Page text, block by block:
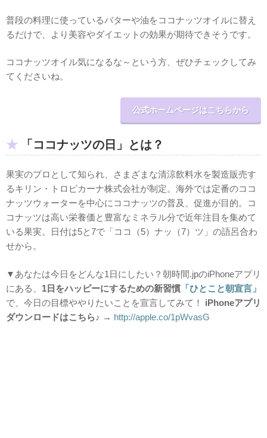
普段の料理に使っているバターや油をココナッツオイルに替え
るだけで、より美容やダイエットの効果が期待できそうです。
ココナッツオイル気になるな～という方、ぜひチェックしてみ
てくださいね。
公式ホームページはこちらから
「ココナッツの日」とは？
果実のプロとして知られ、さまざまな清涼飲料水を製造販売す
るキリン・トロピカーナ株式会社が制定。海外では定番のココ
ナッツウォーターを中心にココナッツの普及、促進が目的。コ
コナッツは高い栄養価と豊富なミネラル分で近年注目を集めて
いる果実。日付は5と7で「ココ（5）ナッ（7）ツ」の語呂合わ
せから。
▼あなたは今日をどんな1日にしたい？朝時間.jpのiPhoneアプリ
にある、 1日をハッピーにするための新習慣 「ひとこと朝宣言」
で、今日の目標ややりたいことを宣言してみて！
iPhoneアプリ
ダウンロードはこちら♪ → http://apple.co/1pWvasG